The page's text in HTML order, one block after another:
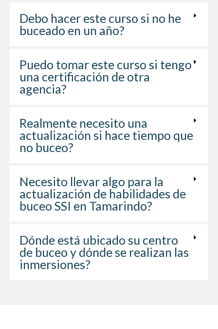
Debo hacer este curso si no he
buceado en un año?
Puedo tomar este curso si tengo
una certificación de otra
agencia?
Realmente necesito una
actualización si hace tiempo que
no buceo?
Necesito llevar algo para la
actualización de habilidades de
buceo SSI en Tamarindo?
Dónde está ubicado su centro
de buceo y dónde se realizan las
inmersiones?